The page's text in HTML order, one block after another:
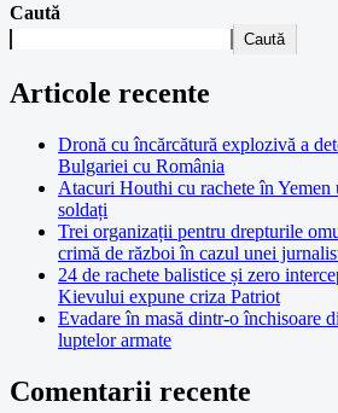
Caută
Caută
Articole recente
Dronă cu încărcătură explozivă a
Bulgariei cu România
Atacuri Houthi cu rachete în
soldați
Trei organizații pentru drepturile
crimă de război în cazul unei
24 de rachete balistice și zero
Kievului expune criza Patriot
Evadare în masă dintr-o închisoare
luptelor armate
Comentarii recente